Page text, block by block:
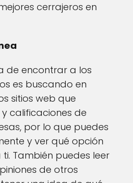
cerrajeros en
de encontrar a los
es buscando en
sitios web que
calificaciones de
por lo que puedes
y ver qué opción
También puedes leer
de otros